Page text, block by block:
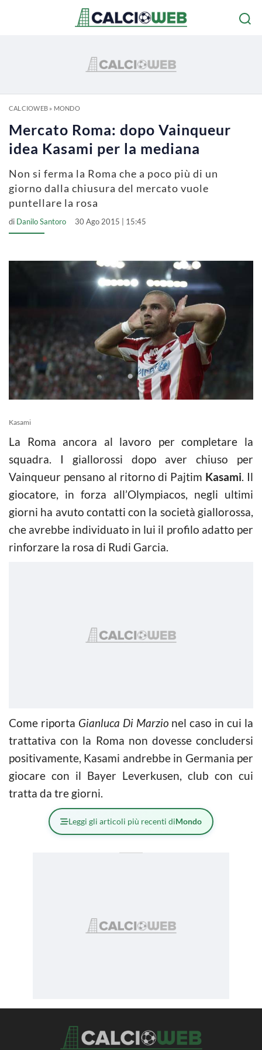
CALCIOWEB» MONDO
Mercato Roma: dopo Vainqueur
idea Kasami per la mediana
Non si ferma la Roma che a poco più di un
giorno dalla chiusura del mercato vuole
puntellare la rosa
di Danilo Santoro 30 Ago 2015 | 15:45
Kasami
La Roma ancora al lavoro per completare la
squadra. I giallorossi dopo aver chiuso per
Vainqueur pensano al ritorno di Pajtim Kasami. Il
giocatore, in forza all’Olympiacos, negli ultimi
giorni ha avuto contatti con la società giallorossa,
che avrebbe individuato in lui il profilo adatto per
rinforzare la rosa di Rudi Garcia.
Come riporta Gianluca Di Marzio nel caso in cui la
trattativa con la Roma non dovesse concludersi
positivamente, Kasami andrebbe in Germania per
giocare con il Bayer Leverkusen, club con cui
tratta da tre giorni.
Leggi gli articoli più recenti diMondo